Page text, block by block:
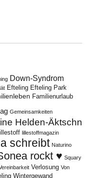
Down-Syndrom
Efteling Efteling Park
Familienurlaub
Gemeinsamkeiten
Helden-Äktschn
lillestoff lillestoffmagazin
schreibt Naturino
rockt ♥ Squary
Verlosung Von
Wintergewand